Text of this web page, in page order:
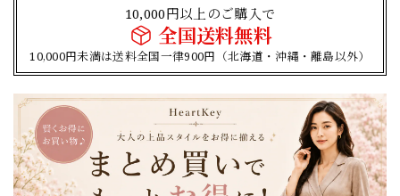
10,000円以上のご購入で
全国送料無料
10,000円未満は送料全国一律900円（北海道・沖縄・離島以外）